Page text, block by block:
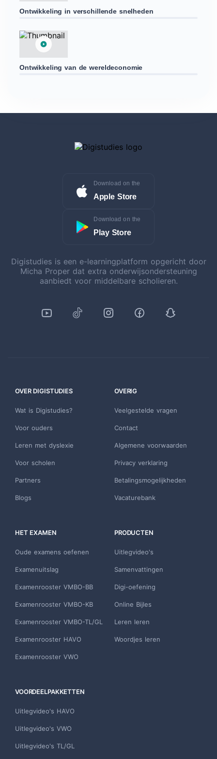
Ontwikkeling in verschillende snelheden
Ontwikkeling van de wereldeconomie
Download on the
Apple Store
Download on the
Play Store
Digistudies is een e-learningplatform opgericht door
Micha Proper dat extra onderwijsondersteuning
aanbiedt voor middelbare scholieren.
OVER DIGISTUDIES
Wat is Digistudies?
Voor ouders
Leren met dyslexie
Voor scholen
Partners
Blogs
OVERIG
Veelgestelde vragen
Contact
Algemene voorwaarden
Privacy verklaring
Betalingsmogelijkheden
Vacaturebank
HET EXAMEN
Oude examens oefenen
Examenuitslag
Examenrooster VMBO-BB
Examenrooster VMBO-KB
Examenrooster VMBO-TL/GL
Examenrooster HAVO
Examenrooster VWO
PRODUCTEN
Uitlegvideo's
Samenvattingen
Digi-oefening
Online Bijles
Leren leren
Woordjes leren
VOORDEELPAKKETTEN
Uitlegvideo's HAVO
Uitlegvideo's VWO
Uitlegvideo's TL/GL